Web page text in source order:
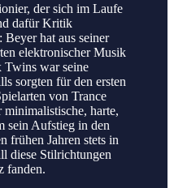
der sich im Laufe
dafür Kritik
Beyer hat aus seiner
elektronischer Musik
Twins war seine
sorgten für den ersten
von Trance
harte,
sein Aufstieg in den
frühen Jahren stets in
diese Stilrichtungen
fanden.